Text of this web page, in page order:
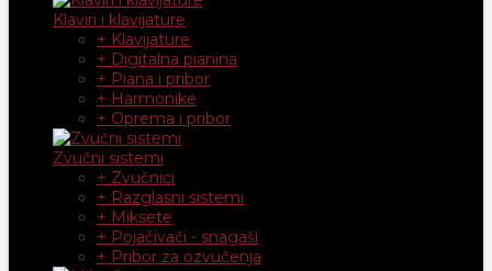
Klaviri i klavijature
+ Klavijature
+ Digitalna pianina
+ Piana i pribor
+ Harmonike
+ Oprema i pribor
Zvučni sistemi
+ Zvučnici
+ Razglasni sistemi
+ Miksete
+ Pojačivači - snagaši
+ Pribor za ozvučenja